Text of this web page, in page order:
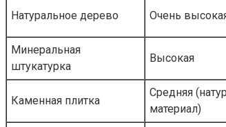
Натуральное дерево Очень
Минеральная
штукатурка
Высокая
Каменная плитка
Средняя
материал)